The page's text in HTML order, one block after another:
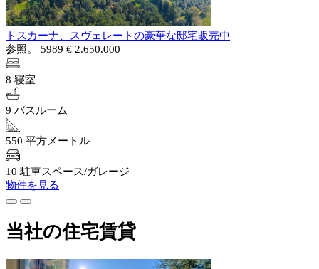
トスカーナ、スヴェレートの豪華な邸宅販売中
参照。 5989 € 2.650.000
8 寝室
9 バスルーム
550 平方メートル
10 駐車スペース/ガレージ
物件を見る
当社の住宅賃貸